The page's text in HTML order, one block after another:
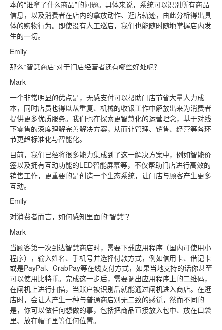
本的“谁拿了什么商品”的问题。具体来说，系统可以识别所有商品
信息，以及消费者在店内的拿放动作、逛店轨迹，由此分析得出具
体的购物行为。即使没有人工巡店，我们也能随时随地掌握店内发
生的一切。
Emily
那么“智慧商店”对于门店经营者还有哪些好处呢？
Mark
一个非常明显的优点是，无感支付可以帮助门店节省大量人力成
本，同时店员也得以从重复、机械的收银工作中解放出来为消费者
提供更多优质服务。我们也在探索更智慧化的运营理念，基于对线
下零售的深度理解完善解决方案，从而让管理、销售、经营等各环
节更趋标准化与智能化。
目前，我们已经将很多能力集成到了这一解决方案中，例如智能价
签以及拥有互动功能的LED智能屏幕等，不仅帮助门店进行高效的
销售工作，更重要的是创造一个生态系统，让门店与顾客产生更多
互动。
Emily
对消费者而言，如何感知里面的“智慧”？
Mark
当顾客第一次到达智慧商店时，需要下载应用程序（国内可使用小
程序），输入姓名、手机号并选择付款方式，例如信用卡、借记卡
或是PayPal、GrabPay等在线支付方式，如果当地支持的话你甚至
可以使用比特币。完成这一步后，需要调出应用程序上的二维码，
在闸机上进行扫描，当账户被识别后就能通过闸机进入商店。在逛
店时，会让人产生一种与普通商店别无二致的感觉，然而不同的
是，你可以做任何想做的事，包括把商品直接放入包中、放在口袋
里、放在帽子里等任何位置。